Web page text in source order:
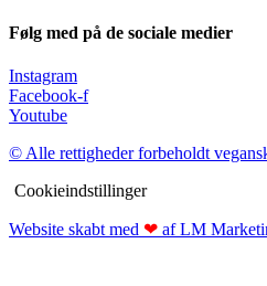
Følg med på de sociale medier
Instagram
Facebook-f
Youtube
© Alle rettigheder forbeholdt
Cookieindstillinger
Website skabt med ❤ af LM